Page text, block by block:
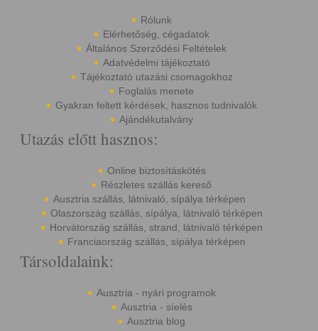
Rólunk
Elérhetőség, cégadatok
Általános Szerződési Feltételek
Adatvédelmi tájékoztató
Tájékoztató utazási csomagokhoz
Foglalás menete
Gyakran feltett kérdések, hasznos tudnivalók
Ajándékutalvány
Utazás előtt hasznos:
Online biztosításkötés
Részletes szállás kereső
Ausztria szállás, látnivaló, sípálya térképen
Olaszország szállás, sípálya, látnivaló térképen
Horvátország szállás, strand, látnivaló térképen
Franciaország szállás, sípálya térképen
Társoldalaink:
Ausztria - nyári programok
Ausztria - síelés
Ausztria blog